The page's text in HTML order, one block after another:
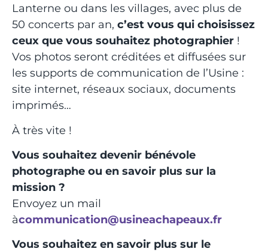
Lanterne ou dans les villages, avec plus de
50 concerts par an, c’est vous qui choisissez
ceux que vous souhaitez photographier !
Vos photos seront créditées et diffusées sur
les supports de communication de l’Usine :
site internet, réseaux sociaux, documents
imprimés…
À très vite !
Vous souhaitez devenir bénévole
photographe ou en savoir plus sur la
mission ?
Envoyez un mail
àcommunication@usineachapeaux.fr
Vous souhaitez en savoir plus sur le